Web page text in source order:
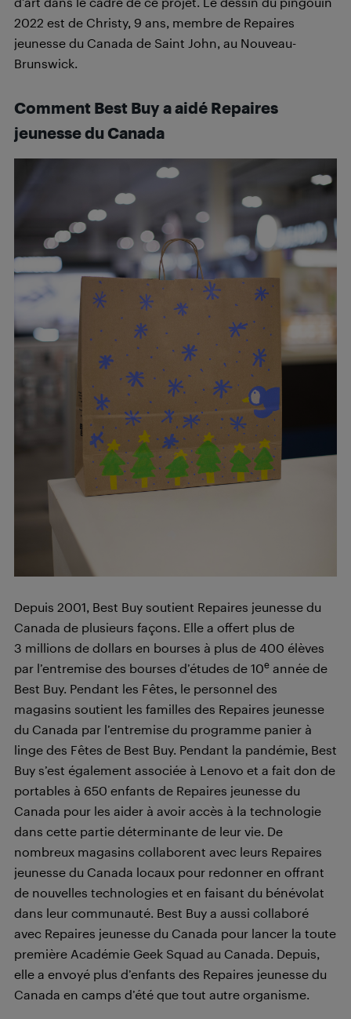
2022 est de Christy, 9 ans, membre de Repaires
jeunesse du Canada de Saint John, au Nouveau-
Brunswick.
Comment Best Buy a aidé Repaires
jeunesse du Canada
Depuis 2001, Best Buy soutient Repaires jeunesse du
Canada de plusieurs façons. Elle a offert plus de
3 millions de dollars en bourses à plus de 400 élèves
par l’entremise des bourses d’études de 10e année de
Best Buy. Pendant les Fêtes, le personnel des
magasins soutient les familles des Repaires jeunesse
du Canada par l’entremise du programme panier à
linge des Fêtes de Best Buy. Pendant la pandémie, Best
Buy s’est également associée à Lenovo et a fait don de
portables à 650 enfants de Repaires jeunesse du
Canada pour les aider à avoir accès à la technologie
dans cette partie déterminante de leur vie. De
nombreux magasins collaborent avec leurs Repaires
jeunesse du Canada locaux pour redonner en offrant
de nouvelles technologies et en faisant du bénévolat
dans leur communauté. Best Buy a aussi collaboré
avec Repaires jeunesse du Canada pour lancer la toute
première Académie Geek Squad au Canada. Depuis,
elle a envoyé plus d’enfants des Repaires jeunesse du
Canada en camps d’été que tout autre organisme.